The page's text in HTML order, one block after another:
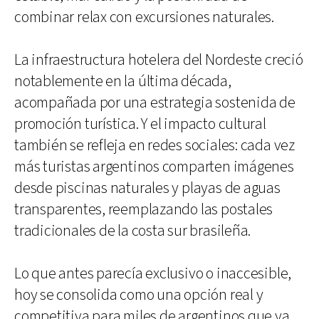
combinar relax con excursiones naturales.
La infraestructura hotelera del Nordeste creció
notablemente en la última década,
acompañada por una estrategia sostenida de
promoción turística. Y el impacto cultural
también se refleja en redes sociales: cada vez
más turistas argentinos comparten imágenes
desde piscinas naturales y playas de aguas
transparentes, reemplazando las postales
tradicionales de la costa sur brasileña.
Lo que antes parecía exclusivo o inaccesible,
hoy se consolida como una opción real y